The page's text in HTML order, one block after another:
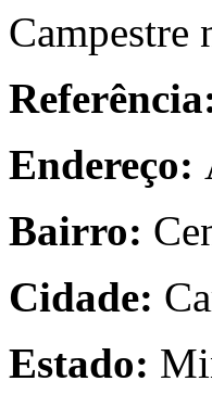
Campestre
Endereço:
Bairro:
Cidade:
Estado: